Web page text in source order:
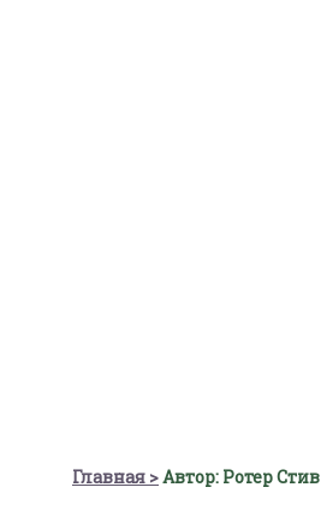
Главная Автор: Ротер Стив